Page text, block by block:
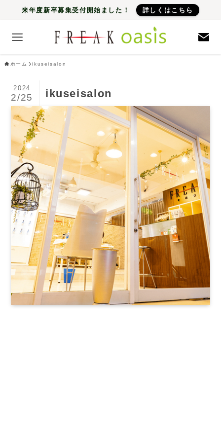
来年度新卒募集受付開始ました！ 詳しくはこちら
ホーム ikuseisalon
ikuseisalon
2024
2/25